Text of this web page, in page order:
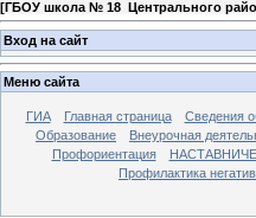
[ГБОУ школа № 18 Центрального
Вход на сайт
Меню сайта
ГИА Главная страница Сведения
Образование
Внеурочная
Профориентация
Профилактика